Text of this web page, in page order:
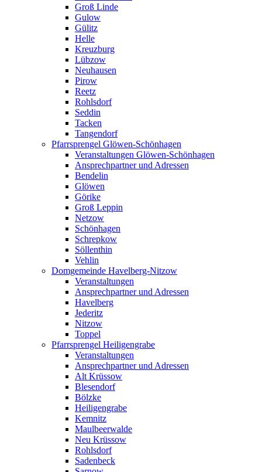
Groß Linde
Gulow
Gülitz
Helle
Kreuzburg
Lübzow
Neuhausen
Pirow
Reetz
Rohlsdorf
Seddin
Tacken
Tangendorf
Pfarrsprengel Glöwen-Schönhagen
Veranstaltungen Glöwen-Schönhagen
Ansprechpartner und Adressen
Bendelin
Glöwen
Görike
Groß Leppin
Netzow
Schönhagen
Schrepkow
Söllenthin
Vehlin
Domgemeinde Havelberg-Nitzow
Veranstaltungen
Ansprechpartner und Adressen
Havelberg
Jederitz
Nitzow
Toppel
Pfarrsprengel Heiligengrabe
Veranstaltungen
Ansprechpartner und Adressen
Alt Krüssow
Blesendorf
Bölzke
Heiligengrabe
Kemnitz
Maulbeerwalde
Neu Krüssow
Rohlsdorf
Sadenbeck